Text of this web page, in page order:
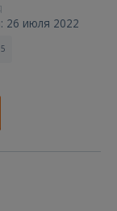
26 июля 2022